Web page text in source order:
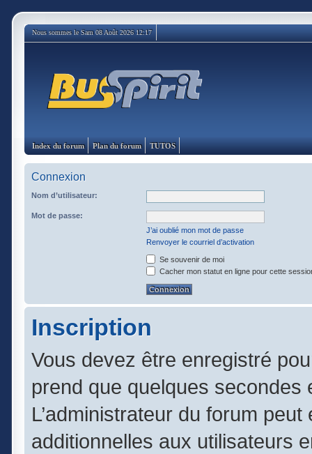
Nous sommes le Sam 08 Août 2026 12:17
Index du forum Plan du forum TUTOS
Connexion
Nom d’utilisateur:
Mot de passe:
J’ai oublié mon mot de passe
Renvoyer le courriel d’activation
Se souvenir de moi
Cacher mon statut en ligne pour cette
Inscription
Vous devez être enregistré
prend que quelques
L’administrateur du forum
additionnelles aux utilisateurs